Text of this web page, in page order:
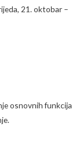
21. oktobar –
osnovnih funkcija